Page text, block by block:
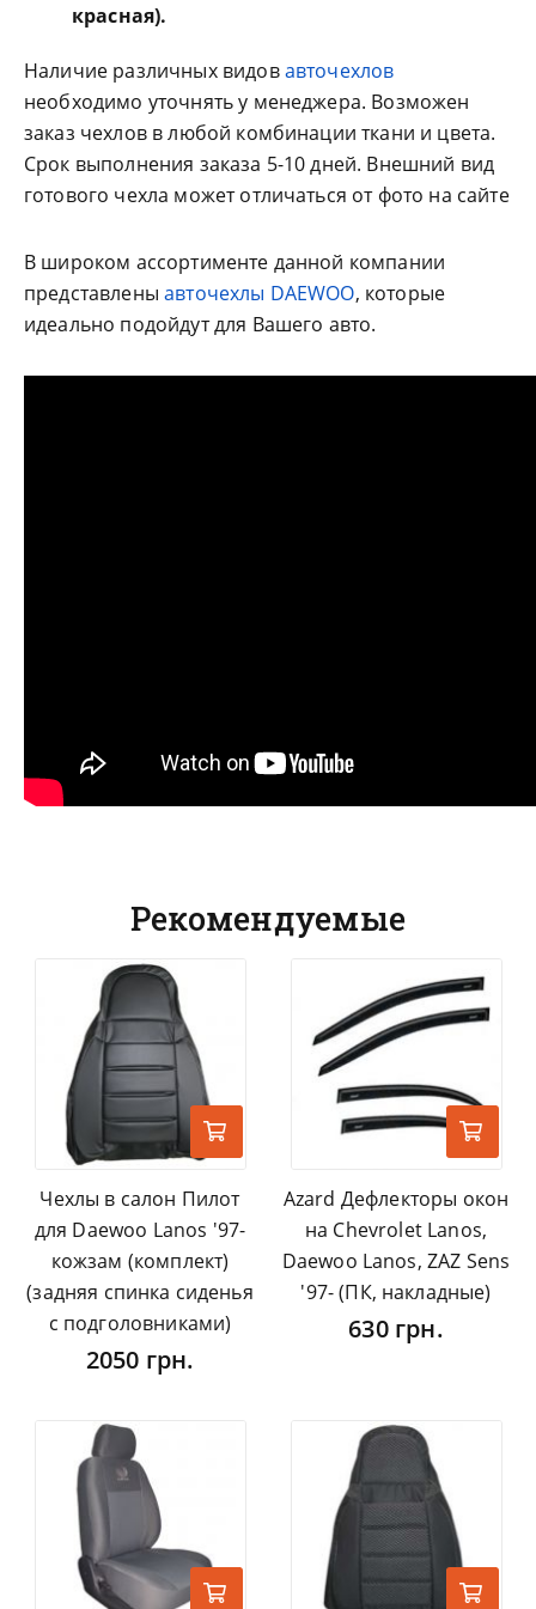
красная).
Наличие различных видовавточехлов
необходимо уточнять у менеджера. Возможен
заказ чехлов в любой комбинации ткани и цвета.
Срок выполнения заказа 5-10 дней. Внешний вид
готового чехла может отличаться от фото на сайте
В широком ассортименте данной компании
представленыавточехлы DAEWOO, которые
идеально подойдут для Вашего авто.
Рекомендуемые
Чехлы в салон Пилот
для Daewoo Lanos '97-
кожзам (комплект)
(задняя спинка сиденья
с подголовниками)
2050 грн.
Azard Дефлекторы окон
на Chevrolet Lanos,
Daewoo Lanos, ZAZ Sens
'97- (ПК, накладные)
630 грн.